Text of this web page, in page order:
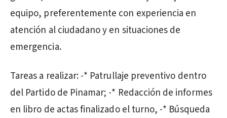
equipo, preferentemente con experiencia en
atención al ciudadano y en situaciones de
emergencia.
Tareas a realizar: -* Patrullaje preventivo dentro
del Partido de Pinamar; -* Redacción de informes
en libro de actas finalizado el turno, -* Búsqueda